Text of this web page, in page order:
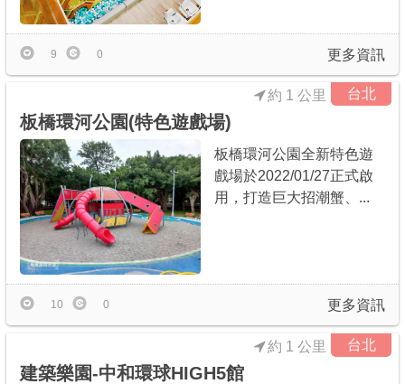
更多資訊
9 0
台北
板橋環河公園(特色遊戲場)
約 1 公里
板橋環河公園全新特色遊
戲場於2022/01/27正式啟
用，打造巨大招潮蟹、...
更多資訊
10 0
台北
建築樂園-中和環球HIGH5館
約 1 公里